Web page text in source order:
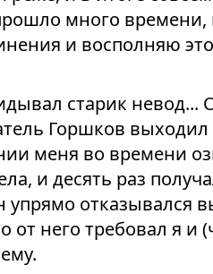
много
и восполняю
старик невод...
Горшков выходил
меня во времени
и десять раз
упрямо отказывался
от него требовал я и